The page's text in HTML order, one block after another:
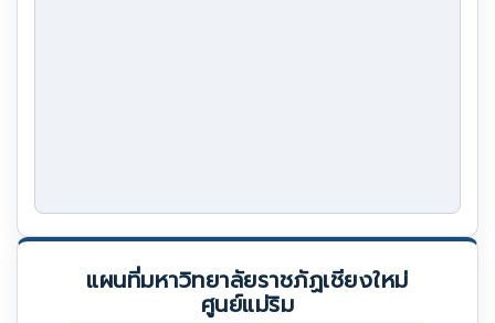
แผนที่มหาวิทยาลัยราชภัฏเชียงใหม่
ศูนย์แม่ริม